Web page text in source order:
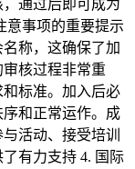
通过后即可成为
意事项的重要提示
称，这确保了加
核过程非常重
标准。加入后必
和正常运作。成
活动、接受培训
有力支持 4. 国际